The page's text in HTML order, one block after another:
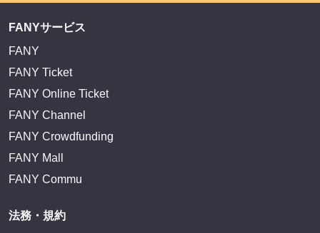
FANYサービス
FANY
FANY Ticket
FANY Online Ticket
FANY Channel
FANY Crowdfunding
FANY Mall
FANY Commu
法務・規約